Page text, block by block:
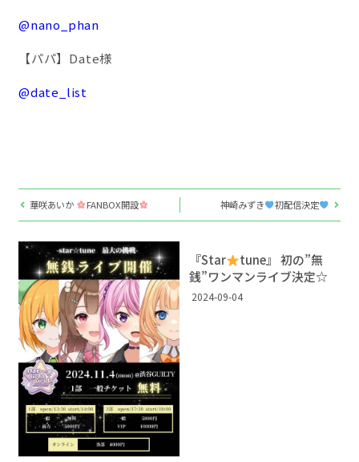
@nano_phan
【パパ】Date様
@date_list
華咲あいか FANBOX開設 神崎みずき 初配信決定
『Star
tune』 初の”無
銭”ワンマンライブ決定☆
2024-09-04